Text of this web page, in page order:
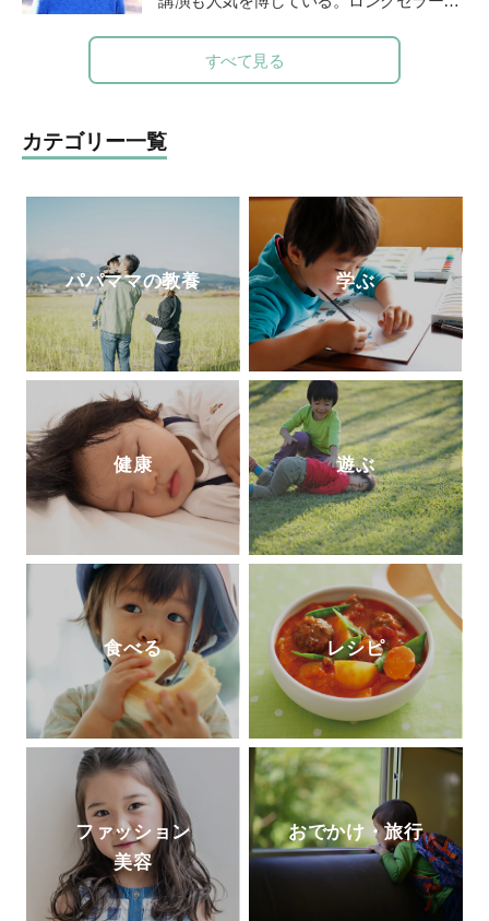
どものみかた 春夏秋冬』（福音館書
店）、『あなたが自分らしく生きれば、子
けに『保育歴50年！愛子さんの子育てお悩
み相談室』（小学館）など多数。最新刊
対談『保育も教育も「教える」から「学
び」に変わらなきゃ』（小学館）。「りん
ごの木」HPhttp://ringono-ki.org/
すべて見る
カテゴリー一覧
パパママの教養 学ぶ
健康 遊ぶ
食べる レシピ
ファッション
美容
おでかけ・旅行